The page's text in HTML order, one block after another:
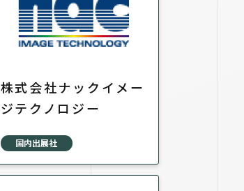
株式会社ナックイメー
ジテクノロジー
国内出展社